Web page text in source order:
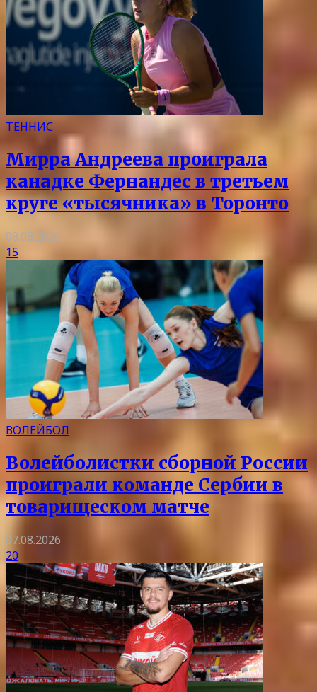
ТЕННИС
Мирра Андреева проиграла
канадке Фернандес в третьем
круге «тысячника» в Торонто
08.08.2026
15
ВОЛЕЙБОЛ
Волейболистки сборной России
проиграли команде Сербии в
товарищеском матче
07.08.2026
20